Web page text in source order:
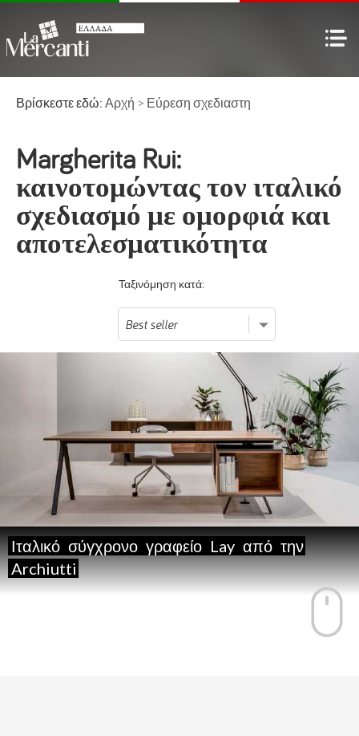
Βρίσκεστε εδώ: Αρχή > Εύρεση σχεδιαστη
Margherita Rui:
καινοτομώντας τον ιταλικό
σχεδιασμό με ομορφιά και
αποτελεσματικότητα
Ταξινόμηση κατά:
Ιταλικό σύγχρονο γραφείο Lay από την
Archiutti